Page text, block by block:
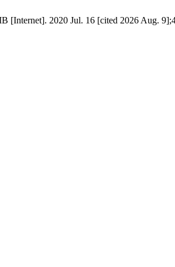
2020 Jul. 16 [cited 2026 Aug.